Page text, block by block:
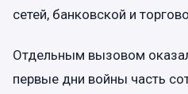
сетей, банковской и
Отдельным вызовом
первые дни войны часть